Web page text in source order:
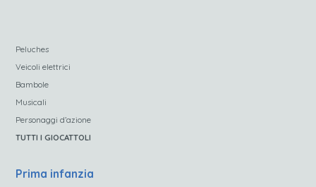
Peluches
Veicoli elettrici
Bambole
Musicali
Personaggi d’azione
TUTTI I GIOCATTOLI
Prima infanzia